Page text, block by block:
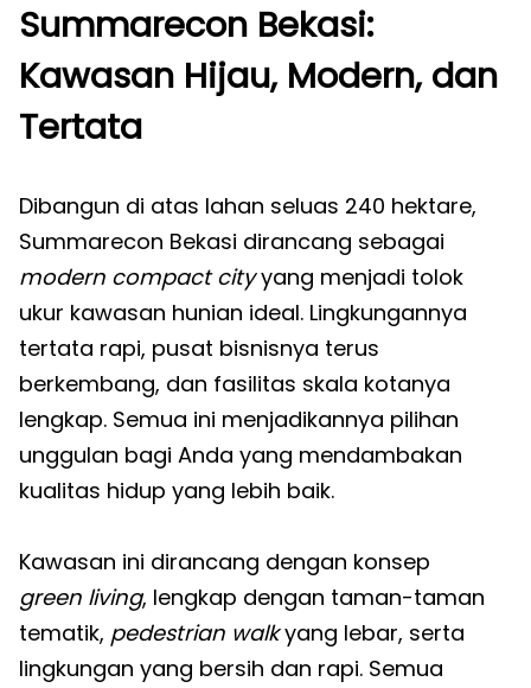
Summarecon Bekasi:
Kawasan Hijau, Modern, dan
Tertata
Dibangun di atas lahan seluas 240 hektare,
Summarecon Bekasi dirancang sebagai
modern compact cityyang menjadi tolok
ukur kawasan hunian ideal. Lingkungannya
tertata rapi, pusat bisnisnya terus
berkembang, dan fasilitas skala kotanya
lengkap. Semua ini menjadikannya pilihan
unggulan bagi Anda yang mendambakan
kualitas hidup yang lebih baik.
Kawasan ini dirancang dengan konsep
green living, lengkap dengan taman-taman
tematik, pedestrian walkyang lebar, serta
lingkungan yang bersih dan rapi. Semua